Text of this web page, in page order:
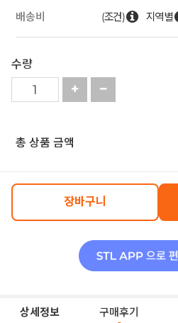
배송비 (조건) 지역별
수량
총 상품 금액
장바구니
상세정보 구매후기